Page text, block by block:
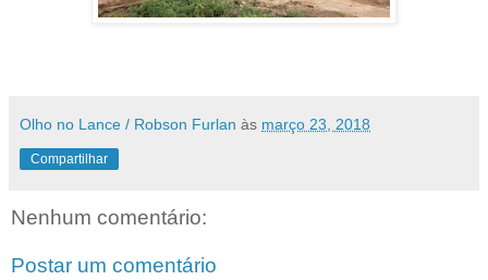
Olho no Lance / Robson Furlan às março 23, 2018
Compartilhar
Nenhum comentário:
Postar um comentário